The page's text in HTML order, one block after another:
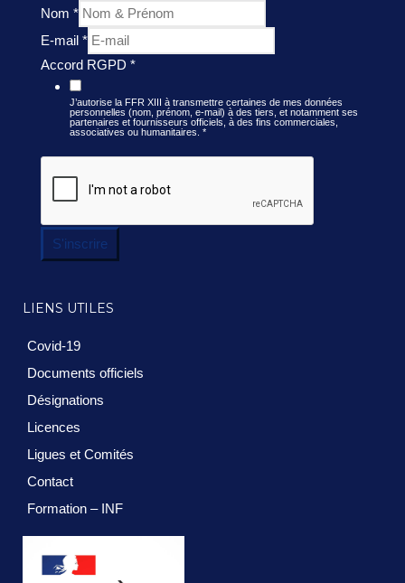
Nom *
E-mail *
Accord RGPD *
J’autorise la FFR XIII à transmettre certaines de mes données
personnelles (nom, prénom, e-mail) à des tiers, et notamment ses
partenaires et fournisseurs officiels, à des fins commerciales,
associatives ou humanitaires. *
S'inscrire
LIENS UTILES
Covid-19
Documents officiels
Désignations
Licences
Ligues et Comités
Contact
Formation – INF